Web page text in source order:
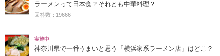
ラーメンって日本食？それとも中華料理？
回答数：19666
実施中
神奈川県で一番うまいと思う「横浜家系ラーメン店」はどこ？